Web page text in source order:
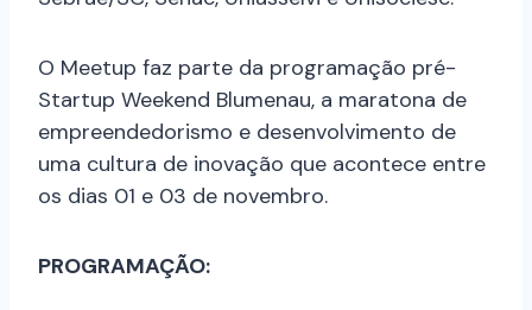
O Meetup faz parte da programação pré-
Startup Weekend Blumenau, a maratona de
empreendedorismo e desenvolvimento de
uma cultura de inovação que acontece entre
os dias 01 e 03 de novembro.
PROGRAMAÇÃO: